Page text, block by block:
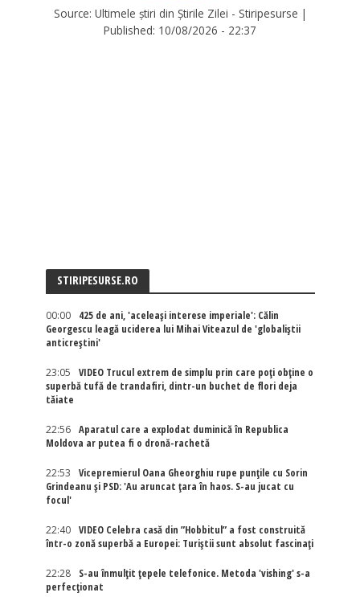
Source: Ultimele știri din Știrile Zilei - Stiripesurse |
Published: 10/08/2026 - 22:37
STIRIPESURSE.RO
00:00
425 de ani, 'aceleași interese imperiale': Călin
Georgescu leagă uciderea lui Mihai Viteazul de 'globaliștii
anticreștini'
23:05
VIDEO Trucul extrem de simplu prin care poți obține o
superbă tufă de trandafiri, dintr-un buchet de flori deja
tăiate
22:56
Aparatul care a explodat duminică în Republica
Moldova ar putea fi o dronă-rachetă
22:53
Vicepremierul Oana Gheorghiu rupe punțile cu Sorin
Grindeanu și PSD: 'Au aruncat țara în haos. S-au jucat cu
focul'
22:40
VIDEO Celebra casă din ”Hobbitul” a fost construită
într-o zonă superbă a Europei: Turiștii sunt absolut fascinați
22:28
S-au înmulțit țepele telefonice. Metoda 'vishing' s-a
perfecționat